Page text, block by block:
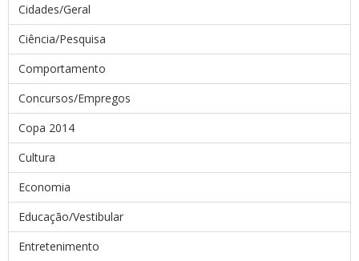
Cidades/Geral
Ciência/Pesquisa
Comportamento
Concursos/Empregos
Copa 2014
Cultura
Economia
Educação/Vestibular
Entretenimento